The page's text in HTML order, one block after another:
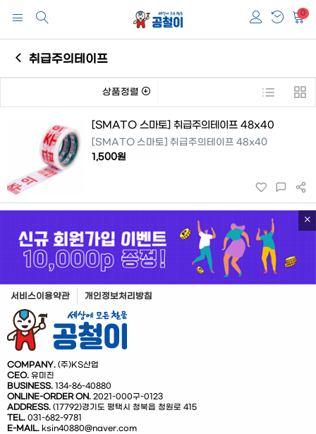
0
취급주의테이프
상품정렬
[SMATO 스마토] 취급주의테이프 48x40
[SMATO 스마토] 취급주의테이프 48x40
1,500원
서비스이용약관 개인정보처리방침
COMPANY. (주)KS산업
CEO. 유미진
BUSINESS. 134-86-40880
ONLINE-ORDER ON. 2021-000구-0123
ADDRESS. (17792)경기도 평택시 청북읍 청원로 415
TEL. 031-682-9781
E-MAIL. ksin40880@naver.com